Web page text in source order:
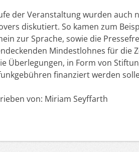
der Veranstaltung wurden auch
diskutiert. So kamen zum
zur Sprache, sowie die
Mindestlohnes für die
Überlegungen, in Form von
finanziert werden
von: Miriam Seyffarth